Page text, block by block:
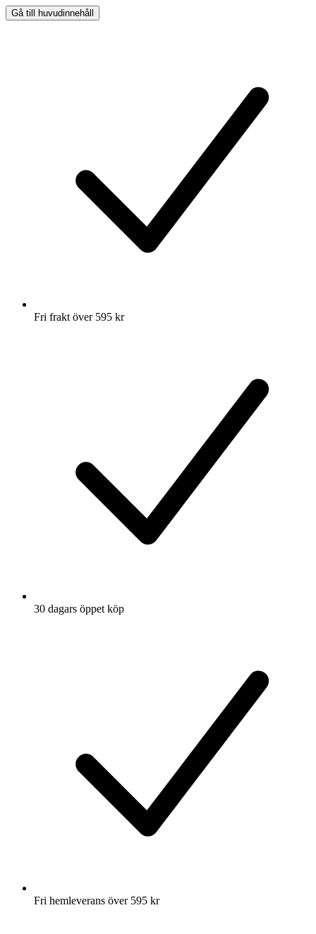
Gå till huvudinnehåll
Fri frakt över 595 kr
30 dagars öppet köp
Fri hemleverans över 595 kr